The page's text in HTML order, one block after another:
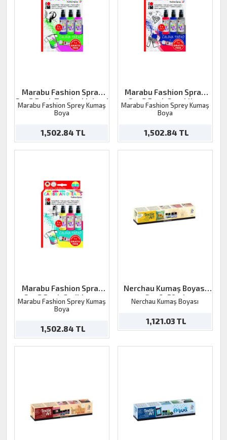
Marabu Fashion Spray
Set 3 Renk Tropical Island
Marabu Fashion Sprey Kumaş
Boya
1,502.84 TL
Marabu Fashion Spray
Set 3 Renk Sparkling
Nights
Marabu Fashion Sprey Kumaş
Boya
1,502.84 TL
Marabu Fashion Spray
Set 3 Renk Caribbean
Dreams
Marabu Fashion Sprey Kumaş
Boya
1,502.84 TL
Nerchau Kumaş Boyası
Set 6x59ml
Nerchau Kumaş Boyası
1,121.03 TL